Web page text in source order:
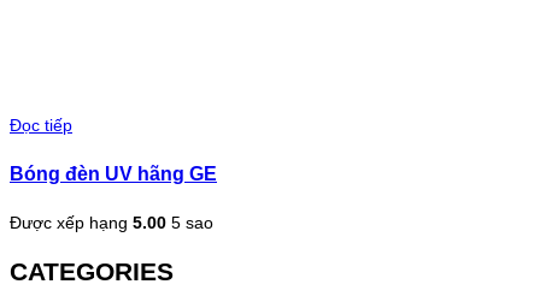
Đọc tiếp
Bóng đèn UV hãng GE
Được xếp hạng 5.00 5 sao
CATEGORIES